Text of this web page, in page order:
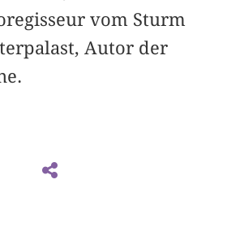
vom Sturm
Autor der